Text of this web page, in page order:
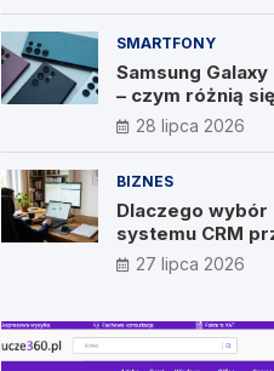
SMARTFONY
Samsung
– czym różnią
28 lipca 2026
BIZNES
Dlaczego
systemu CRM
Wywiad z
IT Vision
27 lipca 2026